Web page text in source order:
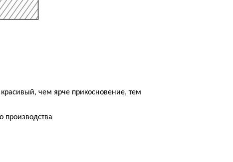
чем ярче прикосновение, тем
производства